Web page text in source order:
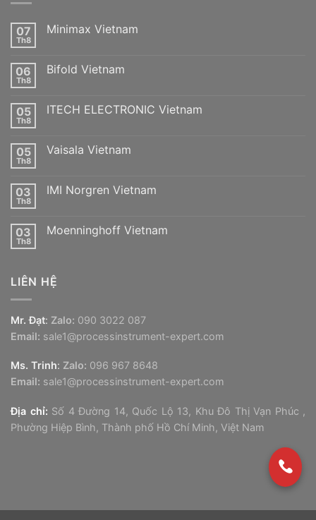
07
Th8
Minimax Vietnam
luận
06
Th8
Bifold Vietnam
luận
05
Th8
ITECH ELECTRONIC Vietnam
luận
Vietnam
05
Th8
Vaisala Vietnam
luận
03
Th8
IMI Norgren Vietnam
luận
03
Th8
Moenninghoff Vietnam
ở
Moenninghoff
LIÊN HỆ
Mr. Đạt: Zalo: 090 3022 087
Email: sale1@processinstrument-expert.com
Ms. Trinh: Zalo: 096 967 8648
Email: sale1@processinstrument-expert.com
Địa chỉ: Số 4 Đường 14, Quốc Lộ 13, Khu Đô Thị Vạn Phúc ,
Phường Hiệp Bình, Thành phố Hồ Chí Minh, Việt Nam